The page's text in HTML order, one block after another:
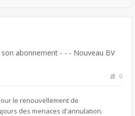
abonnement - - - Nouveau BV
9
le renouvellement de
des menaces d'annulation.